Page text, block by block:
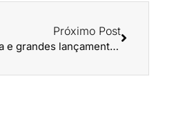
Próximo Post
Casa Helsim completa 5 anos com nova megaloja e grandes lançamentos